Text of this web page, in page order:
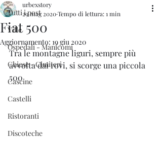
Tutti i post
Ville
Ospedali - Manicomi
Chiese - Cimiteri
Cascine
Castelli
Ristoranti
Discoteche
Fiat 500
urbexstory
29 mag 2020Tempo di lettura: 1 min
Aggiornamento: 19 giu 2020
Tra le montagne liguri, sempre più
avvolta dai rovi, si scorge una piccola
500